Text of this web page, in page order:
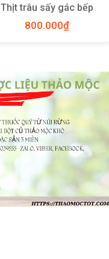
Thịt trâu sấy gác bếp
800.000₫